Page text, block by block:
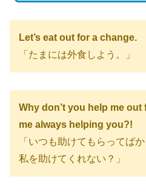
Let’s eat out for a change.
「たまには外食しよう。」
Why don’t you help me
me always helping you?!
「いつも助けてもらってば
私を助けてくれない？」